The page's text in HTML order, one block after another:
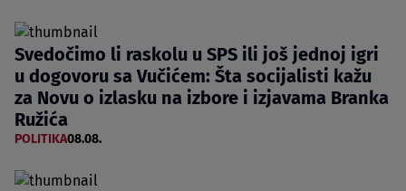
Svedočimo li raskolu u SPS ili još jednoj igri
u dogovoru sa Vučićem: Šta socijalisti kažu
za Novu o izlasku na izbore i izjavama Branka
Ružića
POLITIKA08.08.